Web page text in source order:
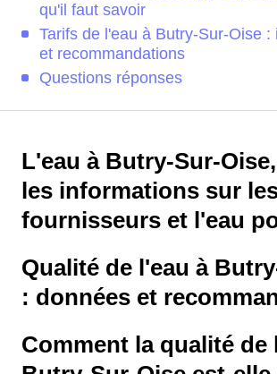
qu'il faut savoir
Tarifs de l'eau à Butry-Sur-Oise :
et recommandations
Questions réponses
L'eau à Butry-Sur-
les informations sur
fournisseurs et l'eau
Qualité de l'eau à
: données et
Comment la qualité de